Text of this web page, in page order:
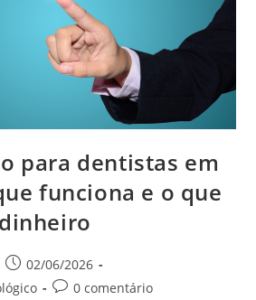
para dentistas em
funciona e o que
02/06/2026
0 comentário